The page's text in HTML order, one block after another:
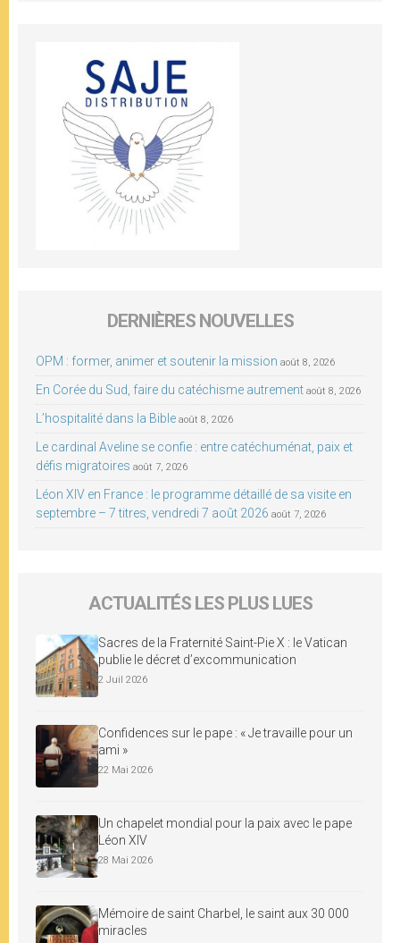
DERNIÈRES NOUVELLES
OPM : former, animer et soutenir la mission août 8, 2026
En Corée du Sud, faire du catéchisme autrement août 8, 2026
L’hospitalité dans la Bible août 8, 2026
Le cardinal Aveline se confie : entre catéchuménat, paix et
défis migratoires août 7, 2026
Léon XIV en France : le programme détaillé de sa visite en
septembre – 7 titres, vendredi 7 août 2026 août 7, 2026
ACTUALITÉS LES PLUS LUES
Sacres de la Fraternité Saint-Pie X : le Vatican
publie le décret d’excommunication
2 Juil 2026
Confidences sur le pape : « Je travaille pour un
ami »
22 Mai 2026
Un chapelet mondial pour la paix avec le pape
Léon XIV
28 Mai 2026
Mémoire de saint Charbel, le saint aux 30 000
miracles